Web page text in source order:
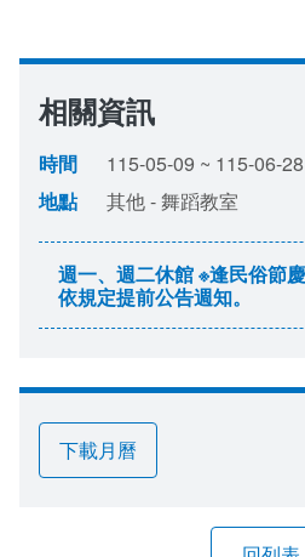
相關資訊
時間
115-05-09 ~ 115-06-28
地點
其他 - 舞蹈教室
週一、週二休館 ※逢民俗節
依規定提前公告週知。